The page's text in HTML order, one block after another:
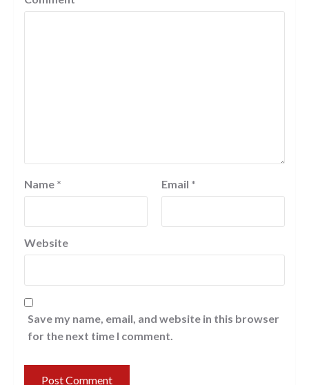
Name * Email *
Website
Save my name, email, and website in this browser
for the next time I comment.